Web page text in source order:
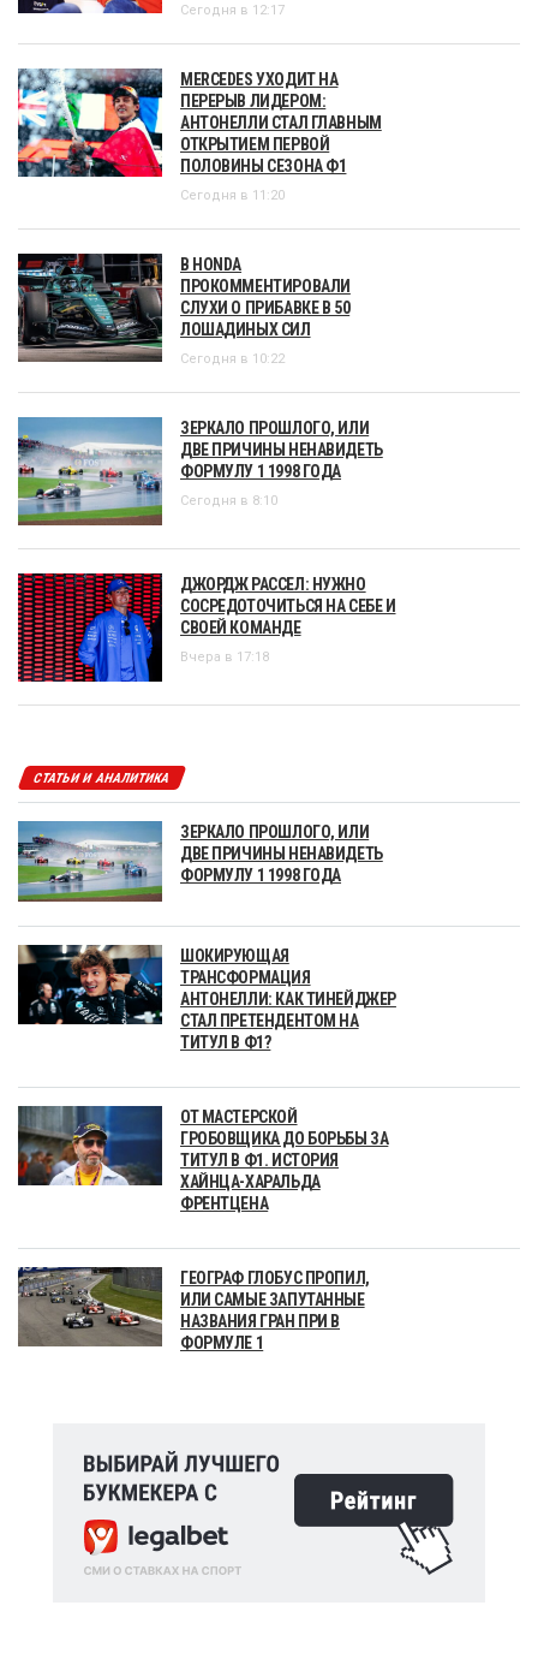
Сегодня в 12:17
MERCEDES УХОДИТ НА
ПЕРЕРЫВ ЛИДЕРОМ:
АНТОНЕЛЛИ СТАЛ ГЛАВНЫМ
ОТКРЫТИЕМ ПЕРВОЙ
ПОЛОВИНЫ СЕЗОНА Ф1
Сегодня в 11:20
В HONDA
ПРОКОММЕНТИРОВАЛИ
СЛУХИ О ПРИБАВКЕ В 50
ЛОШАДИНЫХ СИЛ
Сегодня в 10:22
ЗЕРКАЛО ПРОШЛОГО, ИЛИ
ДВЕ ПРИЧИНЫ НЕНАВИДЕТЬ
ФОРМУЛУ 1 1998 ГОДА
Сегодня в 8:10
ДЖОРДЖ РАССЕЛ: НУЖНО
СОСРЕДОТОЧИТЬСЯ НА СЕБЕ И
СВОЕЙ КОМАНДЕ
Вчера в 17:18
СТАТЬИ И АНАЛИТИКА
ЗЕРКАЛО ПРОШЛОГО, ИЛИ
ДВЕ ПРИЧИНЫ НЕНАВИДЕТЬ
ФОРМУЛУ 1 1998 ГОДА
ШОКИРУЮЩАЯ
ТРАНСФОРМАЦИЯ
АНТОНЕЛЛИ: КАК ТИНЕЙДЖЕР
СТАЛ ПРЕТЕНДЕНТОМ НА
ТИТУЛ В Ф1?
ОТ МАСТЕРСКОЙ
ГРОБОВЩИКА ДО БОРЬБЫ ЗА
ТИТУЛ В Ф1. ИСТОРИЯ
ХАЙНЦА-ХАРАЛЬДА
ФРЕНТЦЕНА
ГЕОГРАФ ГЛОБУС ПРОПИЛ,
ИЛИ САМЫЕ ЗАПУТАННЫЕ
НАЗВАНИЯ ГРАН ПРИ В
ФОРМУЛЕ 1